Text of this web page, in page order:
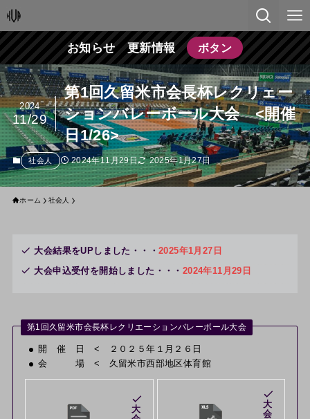
お知らせ 更新情報 ボタン
第1回久留米市会長杯レクリェー
ションバレーボール大会 <開催
日1/26>
2024
11/29
社会人 2024年11月29日 2025年1月27日
ホーム 社会人
大会結果をUPしました・・・2025年1月27日
大会申込受付を開始しました・・・ 2024年11月29日
第1回久留米市会長杯レクリエーションバレーボール大会
開 催 日 < ２０２５年１月２６日
会 場 < 久留米市西部地区体育館
大
大
会